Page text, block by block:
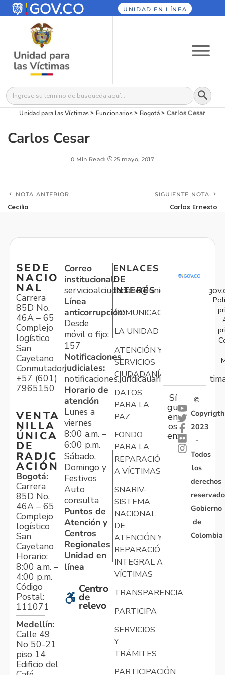
UNIDAD EN LÍNEA
Buscar: Botón
Unidad para las Víctimas > Funcionarios> Bogotá> Carlos Cesar
Carlos Cesar
0 Min Read 25 mayo, 2017
NOTA ANTERIOR
Cecilia
SIGUIENTE NOTA
Carlos Ernesto
SEDE
NACIO
NAL
Carrera
85D No.
46A – 65
Complejo
logístico
San
Cayetano
Conmutador:
+57 (601)
7965150
VENTA
NILLA
ÚNICA
DE
RADIC
ACIÓN
Bogotá:
Carrera
85D No.
46A – 65
Complejo
logístico
San
Cayetano
Horario:
8:00 a.m. –
4:00 p.m.
Código
Postal:
111071
Medellín:
Calle 49
No 50-21
piso 14
Edificio del
Correo
institucional:
Línea
anticorrupción:
Desde
móvil o fijo:
157
Notificaciones
judiciales:
Horario de
atención
Lunes a
viernes
8:00 a.m. –
6:00 p.m.
Sábado,
Domingo y
Festivos
Auto
consulta
Puntos de
Atención y
Centros
Regionales
Unidad en
línea
Centro
de
relevo
ENLACES
DE
INTERÉS
COMUNICACIONES
LA UNIDAD
ATENCIÓN Y
SERVICIOS
CIUDADANÍA
DATOS
PARA LA
PAZ
FONDO
PARA LA
REPARACIÓN
A VÍCTIMAS
SNARIV-
SISTEMA
NACIONAL
DE
ATENCIÓN Y
REPARACIÓN
INTEGRAL A
VÍCTIMAS
TRANSPARENCIA
PARTICIPA
SERVICIOS
Y
TRÁMITES
PARTICIPACIÓN
Sí
gu
en
os
en:
©
Copyrigth
2023
-
Todos
los
derechos
Gobierno
de
Colombia